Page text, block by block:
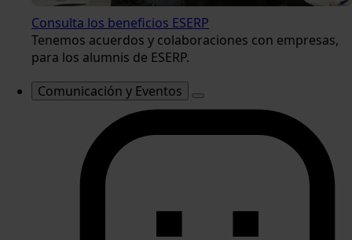
Consulta los beneficios ESERP
Tenemos acuerdos y colaboraciones con empresas,
para los alumnis de ESERP.
Comunicación y Eventos